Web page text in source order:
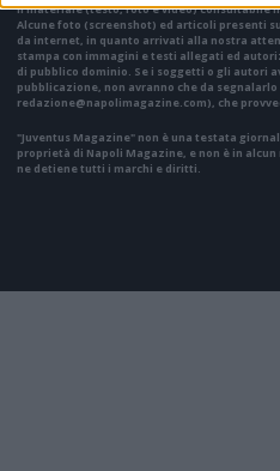
Il materiale (testo, foto e video) consultabile
Alcune foto (screenshot) ed articoli presenti
da internet, in quanto arrivati alla nostra
stampa con immagini e testi allegati ed
di pubblico dominio. Se i soggetti o gli autori
pubblicazione, non avranno che da
redazione@napolimagazine.com), che
"Juventus Magazine" non è una testata
proprietà di Napoli Magazine, e non è in
ne detiene tutti i marchi e diritti.